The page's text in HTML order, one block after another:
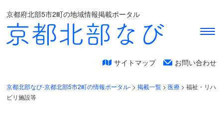
京都府北部5市2町の地域情報掲載ポータル
サイトマップ お問い合わせ
京都北部なび-京都北部5市2町の情報ポータル- >掲載一覧 >医療 >福祉・リハ
ビリ施設等